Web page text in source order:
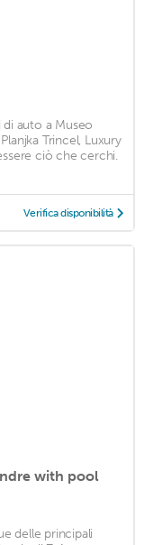
auto a Museo
Trincel, Luxury
ciò che cerchi.
Verifica disponibilità
with pool
delle principali